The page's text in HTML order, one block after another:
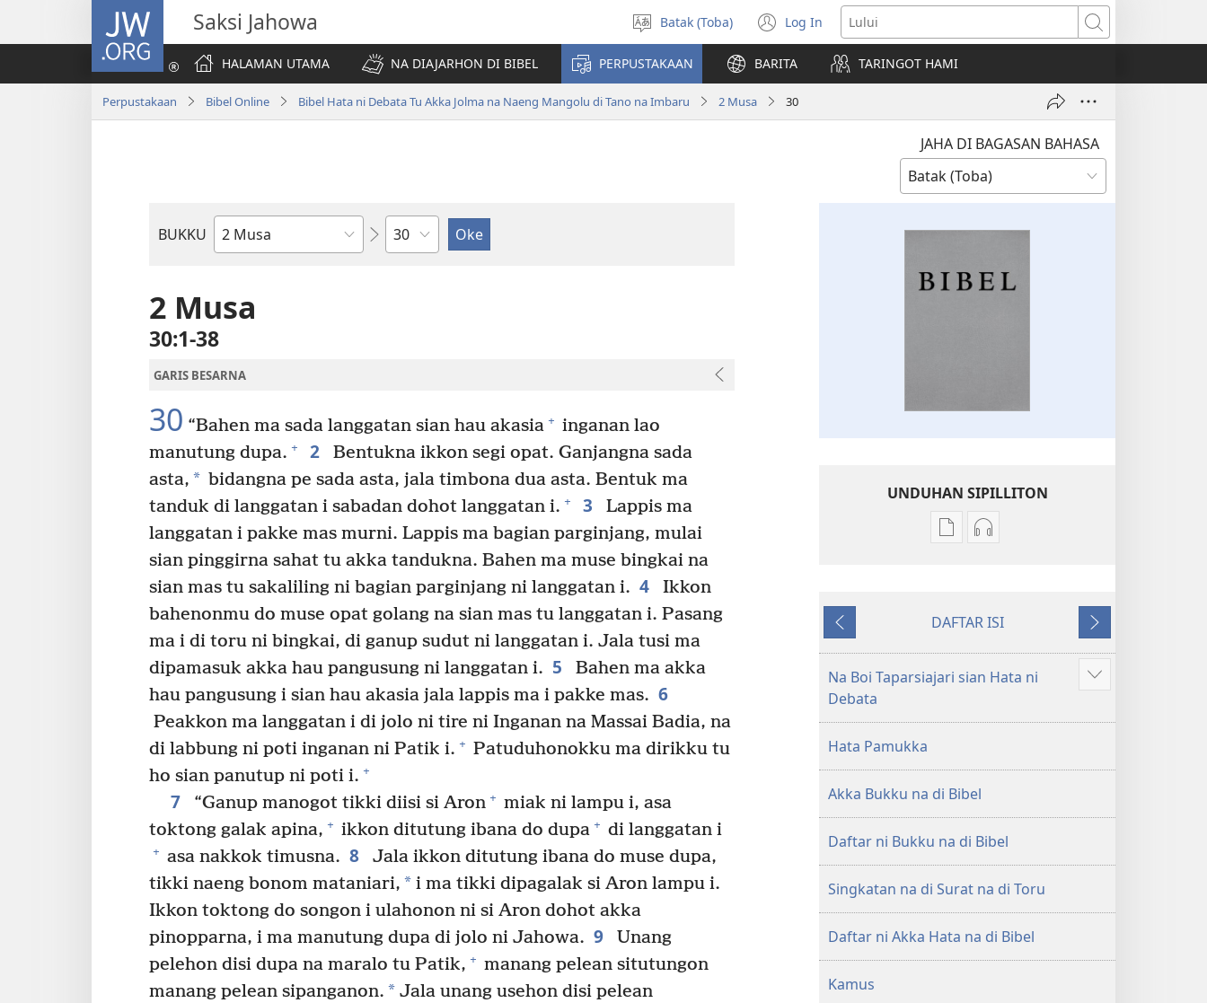
JW.ORG Saksi Jahowa
Pillit
Hata
Batak (Toba) Log In
(opens
new
window)
Lului
HALAMAN UTAMA
NA DIAJARHON DI BIBEL PERPUSTAKAAN BARITA TARINGOT HAMI
Perpustakaan Bibel Online Bibel Hata ni Debata Tu Akka Jolma na Naeng Mangolu di Tano na Imbaru 2 Musa 30
JAHA DI BAGASAN BAHASA
BUKKU
Bukku
Bindu
2 Musa
30:1-38
GARIS BESARNA
30 “Bahen ma sada langgatan sian hau akasia + inganan lao
manutung dupa. + 2
Bentukna ikkon segi opat. Ganjangna sada
asta, * bidangna pe sada asta, jala timbona dua asta. Bentuk ma
tanduk di langgatan i sabadan dohot langgatan i. + 3
Lappis ma
langgatan i pakke mas murni. Lappis ma bagian parginjang, mulai
sian pinggirna sahat tu akka tandukna. Bahen ma muse bingkai na
sian mas tu sakaliling ni bagian parginjang ni langgatan i. 4
Ikkon
bahenonmu do muse opat golang na sian mas tu langgatan i. Pasang
ma i di toru ni bingkai, di ganup sudut ni langgatan i. Jala tusi ma
dipamasuk akka hau pangusung ni langgatan i. 5
Bahen ma akka
hau pangusung i sian hau akasia jala lappis ma i pakke mas. 6
Peakkon ma langgatan i di jolo ni tire ni Inganan na Massai Badia, na
di labbung ni poti inganan ni Patik i. + Patuduhonokku ma dirikku tu
ho sian panutup ni poti i. +
7 “Ganup manogot tikki diisi si Aron + miak ni lampu i, asa
toktong galak apina, + ikkon ditutung ibana do dupa + di langgatan i
+ asa nakkok timusna. 8
Jala ikkon ditutung ibana do muse dupa,
tikki naeng bonom mataniari, * i ma tikki dipagalak si Aron lampu i.
Ikkon toktong do songon i ulahonon ni si Aron dohot akka
pinopparna, i ma manutung dupa di jolo ni Jahowa. 9
Unang
pelehon disi dupa na maralo tu Patik, + manang pelean situtungon
manang pelean sipanganon. * Jala unang usehon disi pelean
UNDUHAN SIPILLITON
Sipilliton
Hata
Debata
tu
Naeng
Mangolu
di
Tano
na
Imbaru
Sipiliton
Hata
Debata
tu
Naeng
di
Tano
na
Imbaru
Andorang
so
DAFTAR ISI
Na
Mangihut
Na Boi Taparsiajari sian Hata ni
Debata
Patudu
umgodang
Hata Pamukka
Akka Bukku na di Bibel
Daftar ni Bukku na di Bibel
Singkatan na di Surat na di Toru
Daftar ni Akka Hata na di Bibel
Kamus